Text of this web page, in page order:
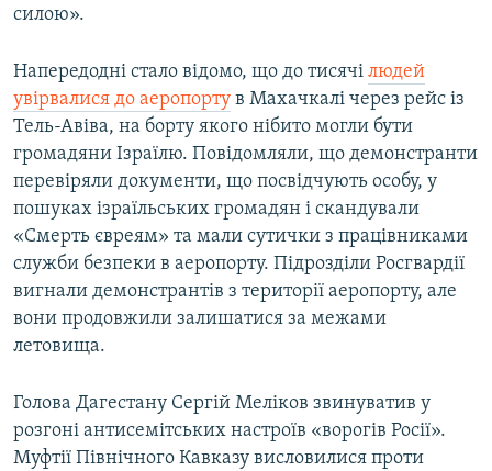
силою».
Напередодні стало відомо, що до тисячі людей
увірвалися до аеропорту в Махачкалі через рейс із
Тель-Авіва, на борту якого нібито могли бути
громадяни Ізраїлю. Повідомляли, що демонстранти
перевіряли документи, що посвідчують особу, у
пошуках ізраїльських громадян і скандували
«Смерть євреям» та мали сутички з працівниками
служби безпеки в аеропорту. Підрозділи Росгвардії
вигнали демонстрантів з території аеропорту, але
вони продовжили залишатися за межами
летовища.
Голова Дагестану Сергій Меліков звинуватив у
розгоні антисемітських настроїв «ворогів Росії».
Муфтії Північного Кавказу висловилися проти